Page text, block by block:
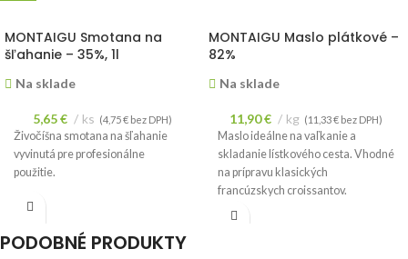
MONTAIGU Smotana na
šľahanie – 35%, 1l
Na sklade
5,65€ ks (4,75€bez DPH)
Živočíšna smotana na šľahanie
vyvinutá pre profesionálne
použitie.
MONTAIGU Maslo plátkové –
82%
Na sklade
11,90€ kg (11,33€ bez DPH)
Maslo ideálne na vaľkanie a
skladanie lístkového cesta. Vhodné
na prípravu klasických
francúzskych croissantov.
Cena je uvedená za 1kg.
PODOBNÉ PRODUKTY